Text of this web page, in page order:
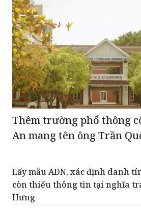
Thêm trường phổ thông
An mang tên ông Trần
Lấy mẫu ADN, xác định danh
còn thiếu thông tin tại nghĩa
Hưng